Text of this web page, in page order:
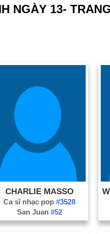
NGÀY 13-
CHARLIE MASSO
Ca sĩ nhạc pop#3528
San Juan #52